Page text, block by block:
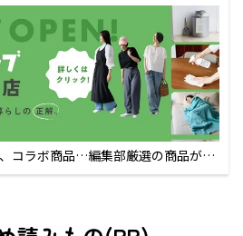
コラボ商品…編集部厳選の商品が買